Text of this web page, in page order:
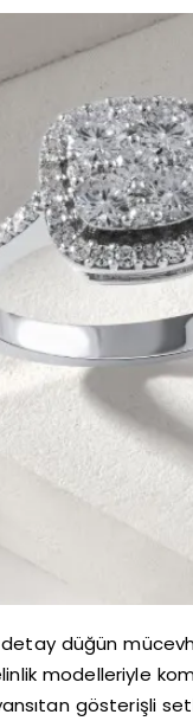
düğün
modelleriyle
gösterişli